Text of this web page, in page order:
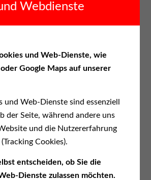
sit amet, consetetur
et ea rebum. Stet clita kasd
takimata sanctus est Lorem
amet. Lorem ipsum dolor sit amet,
elitr, sed diam nonumy
invidunt ut labore et dolore magna
diam voluptua. At vero eos et
duo dolores et ea rebum. Stet
sit amet.
Webdienste
und Web-Dienste, wie
Google Maps auf unserer
und Web-Dienste sind essenziell
der Seite, während andere uns
und die Nutzererfahrung
Cookies).
entscheiden, ob Sie die
Dienste zulassen möchten.